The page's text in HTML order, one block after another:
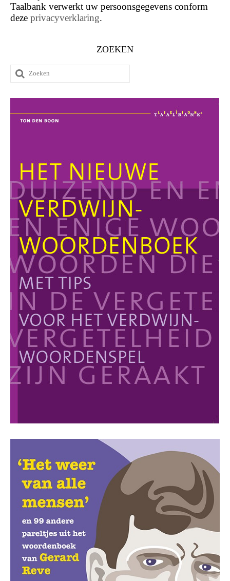
Taalbank verwerkt uw persoonsgegevens conform
deze privacyverklaring.
ZOEKEN
Zoeken
naar: